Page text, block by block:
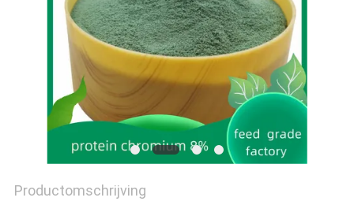
Productomschrijving